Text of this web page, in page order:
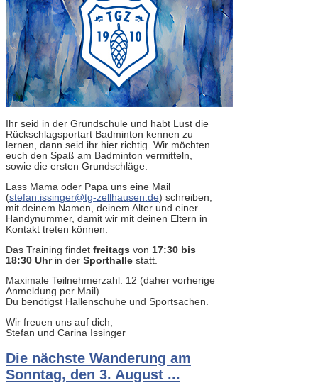
Ihr seid in der Grundschule und habt Lust die
Rückschlagsportart Badminton kennen zu
lernen, dann seid ihr hier richtig. Wir möchten
euch den Spaß am Badminton vermitteln,
sowie die ersten Grundschläge.
Lass Mama oder Papa uns eine Mail
(stefan.issinger@tg-zellhausen.de) schreiben,
mit deinem Namen, deinem Alter und einer
Handynummer, damit wir mit deinen Eltern in
Kontakt treten können.
Das Training findet freitags von 17:30 bis
18:30 Uhrin der Sporthalle statt.
Maximale Teilnehmerzahl: 12 (daher vorherige
Anmeldung per Mail)
Du benötigst Hallenschuhe und Sportsachen.
Wir freuen uns auf dich,
Stefan und Carina Issinger
Die nächste Wanderung am
Sonntag, den 3. August ...